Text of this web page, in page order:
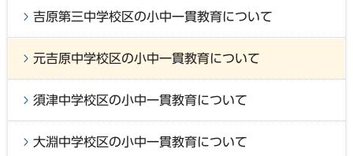
吉原第三中学校区の小中一貫教育について
元吉原中学校区の小中一貫教育について
須津中学校区の小中一貫教育について
大淵中学校区の小中一貫教育について